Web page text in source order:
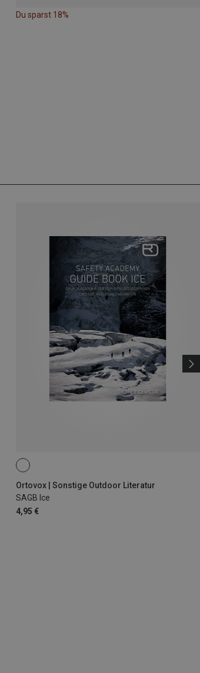
Du sparst 18%
Ortovox | Sonstige Outdoor Literatur
SAGB Ice
4,95 €